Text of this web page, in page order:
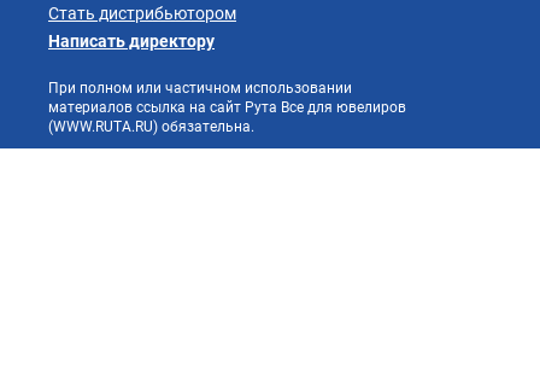
Стать дистрибьютором
Написать директору
При полном или частичном использовании
материалов ссылка на сайт Рута Все для ювелиров
(WWW.RUTA.RU) обязательна.